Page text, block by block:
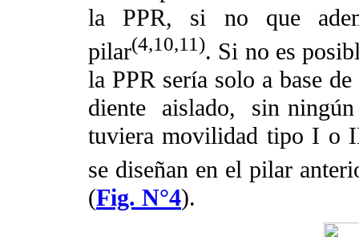
la PPR, si no que
pilar(4,10,11). Si no es
la PPR sería solo a base
diente
aislado,
sin
tuviera movilidad tipo I o
se diseñan en el pilar
(Fig. N°4).